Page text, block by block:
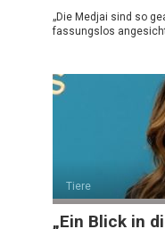
„Die Medjai sind so
fassungslos
Tiere
„Ein Blick in